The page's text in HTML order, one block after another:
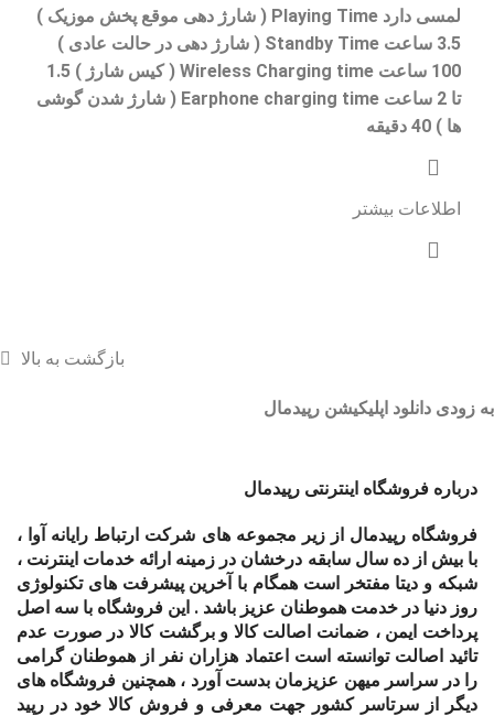
لمسی دارد Playing Time ( شارژ دهی موقع پخش موزیک )
3.5 ساعت Standby Time ( شارژ دهی در حالت عادی )
100 ساعت Wireless Charging time ( کیس شارژ ) 1.5
تا 2 ساعت Earphone charging time ( شارژ شدن گوشی
ها ) 40 دقیقه
اطلاعات بیشتر
بازگشت به بالا
به زودی دانلود اپلیکیشن رپیدمال
درباره فروشگاه اینترنتی رپیدمال
فروشگاه رپیدمال از زیر مجموعه های شرکت ارتباط رایانه آوا ،
با بیش از ده سال سابقه درخشان در زمینه ارائه خدمات اینترنت ،
شبکه و دیتا مفتخر است همگام با آخرین پیشرفت های تکنولوژی
روز دنیا در خدمت هموطنان عزیز باشد . این فروشگاه با سه اصل
پرداخت ایمن ، ضمانت اصالت کالا و برگشت کالا در صورت عدم
تائید اصالت توانسته است اعتماد هزاران نفر از هموطنان گرامی
را در سراسر میهن عزیزمان بدست آورد ، همچنین فروشگاه های
دیگر از سرتاسر کشور جهت معرفی و فروش کالا خود در رپید